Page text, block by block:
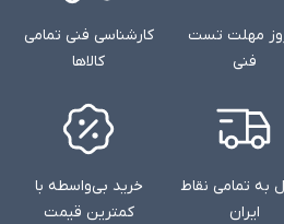
روز مهلت تست
فنی
کارشناسی فنی تمامی
کالاها
به تمامی نقاط
ایران
خرید بی‌واسطه با
کمترین قیمت